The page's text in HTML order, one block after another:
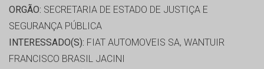
ORGÃO: SECRETARIA DE ESTADO DE JUSTIÇA E
SEGURANÇA PÚBLICA
INTERESSADO(S): FIAT AUTOMOVEIS SA, WANTUIR
FRANCISCO BRASIL JACINI